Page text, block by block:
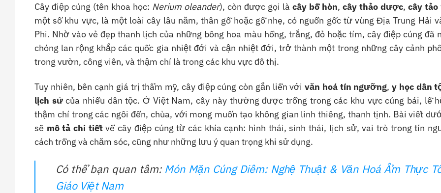
Cây điệp cúng (tên khoa học: Nerium oleander), còn được gọi là cây bồ hòn, cây thảo dược, cây tảo
một số khu vực, là một loài cây lâu năm, thân gỗ hoặc gỗ nhẹ, có nguồn gốc từ vùng Địa Trung Hải
Phi. Nhờ vào vẻ đẹp thanh lịch của những bông hoa màu hồng, trắng, đỏ hoặc tím, cây điệp cúng đã
chóng lan rộng khắp các quốc gia nhiệt đới và cận nhiệt đới, trở thành một trong những cây cảnh
trong vườn, công viên, và thậm chí là trong các khu vực đô thị.
Tuy nhiên, bên cạnh giá trị thẩm mỹ, cây điệp cúng còn gắn liền vớivăn hoá tín ngưỡng,y học dân
lịch sửcủa nhiều dân tộc. Ở Việt Nam, cây này thường được trồng trong các khu vực cúng bái, lễ
thậm chí trong các ngôi đền, chùa, với mong muốn tạo không gian linh thiêng, thanh tịnh. Bài viết
sẽ mô tả chi tiếtvề cây điệp cúng từ các khía cạnh: hình thái, sinh thái, lịch sử, vai trò trong tín
cách trồng và chăm sóc, cũng như những lưu ý quan trọng khi sử dụng.
Có thể bạn quan tâm: Món Mặn Cúng Diêm: Nghệ Thuật & Văn Hoá Ẩm Thực
Giáo Việt Nam